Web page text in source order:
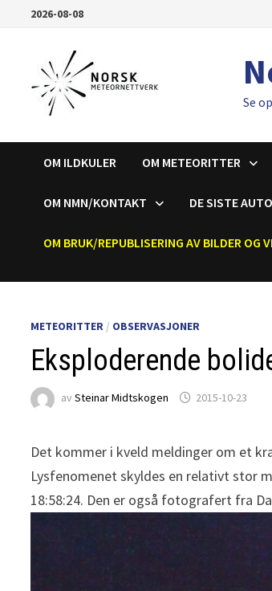
2026-08-08
Se
OM ILDKULER OM METEORITTER
OM NMN/KONTAKT DE SISTE
OM BRUK/REPUBLISERING AV BILDER OG
METEORITTER / OBSERVASJONER
Eksploderende
avSteinar Midtskogen 2015-10-23
Det kommer i kveld meldinger om et
Lysfenomenet skyldes en relativt stor
18:58:24. Den er også fotografert fra